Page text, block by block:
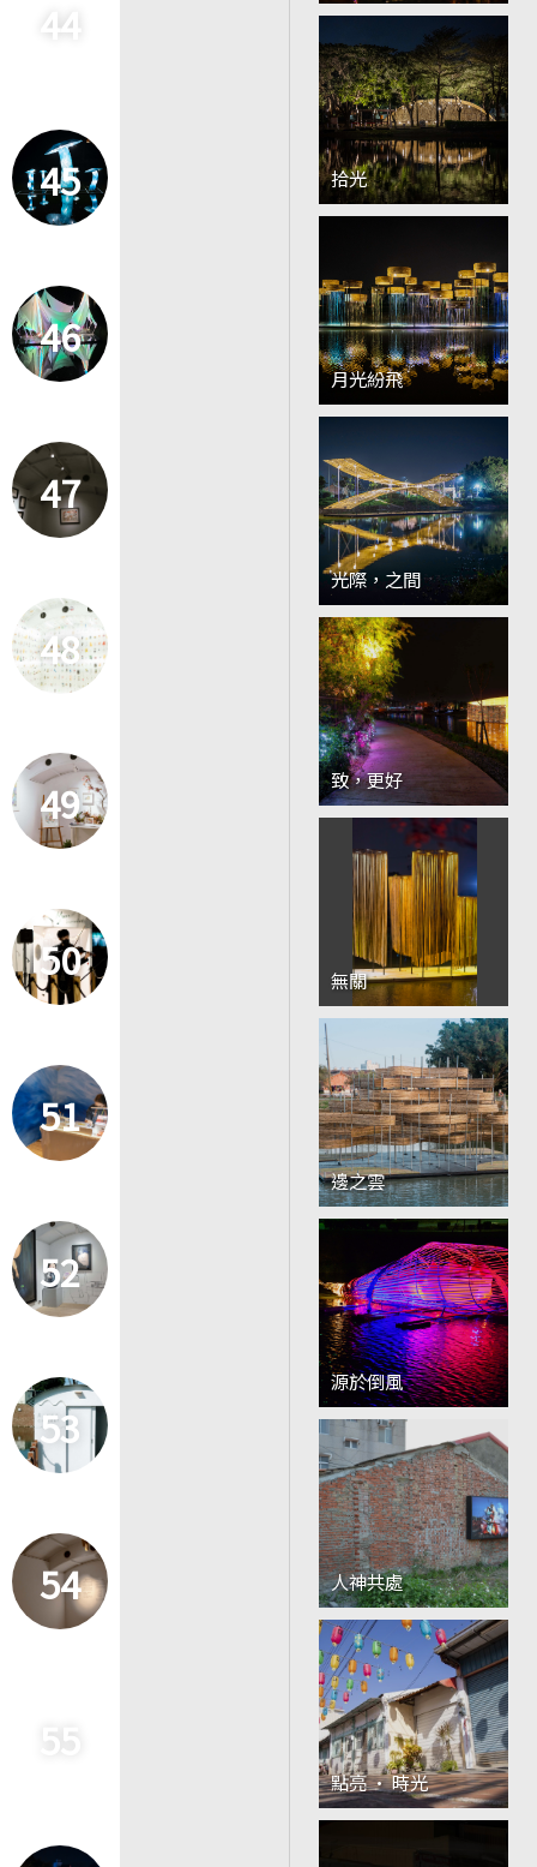
44
45
46
47
48
49
50
51
52
53
54
55
拾光
月光紛飛
光際，之間
致，更好
無關
邊之雲
源於倒風
人神共處
點亮 · 時光